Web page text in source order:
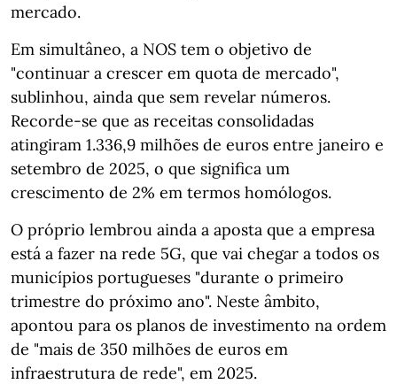
mercado.
Em simultâneo, a NOS tem o objetivo de
"continuar a crescer em quota de mercado",
sublinhou, ainda que sem revelar números.
Recorde-se que as receitas consolidadas
atingiram 1.336,9 milhões de euros entre janeiro e
setembro de 2025, o que significa um
crescimento de 2% em termos homólogos.
O próprio lembrou ainda a aposta que a empresa
está a fazer na rede 5G, que vai chegar a todos os
municípios portugueses "durante o primeiro
trimestre do próximo ano". Neste âmbito,
apontou para os planos de investimento na ordem
de "mais de 350 milhões de euros em
infraestrutura de rede", em 2025.